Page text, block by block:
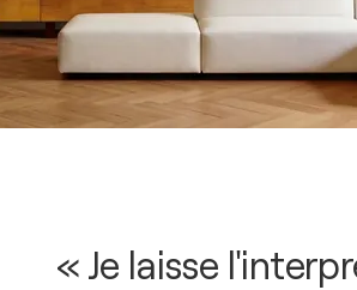
« Je laisse